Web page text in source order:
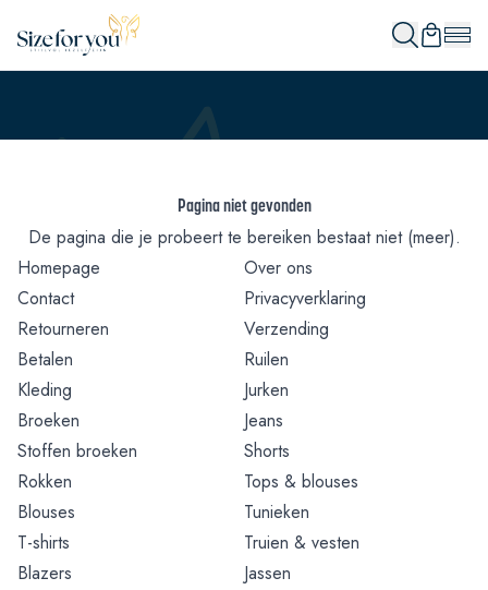
Pagina niet gevonden
De pagina die je probeert te bereiken bestaat niet (meer).
Homepage
Over ons
Contact
Privacyverklaring
Retourneren
Verzending
Betalen
Ruilen
Kleding
Jurken
Broeken
Jeans
Stoffen broeken
Shorts
Rokken
Tops & blouses
Blouses
Tunieken
T-shirts
Truien & vesten
Blazers
Jassen